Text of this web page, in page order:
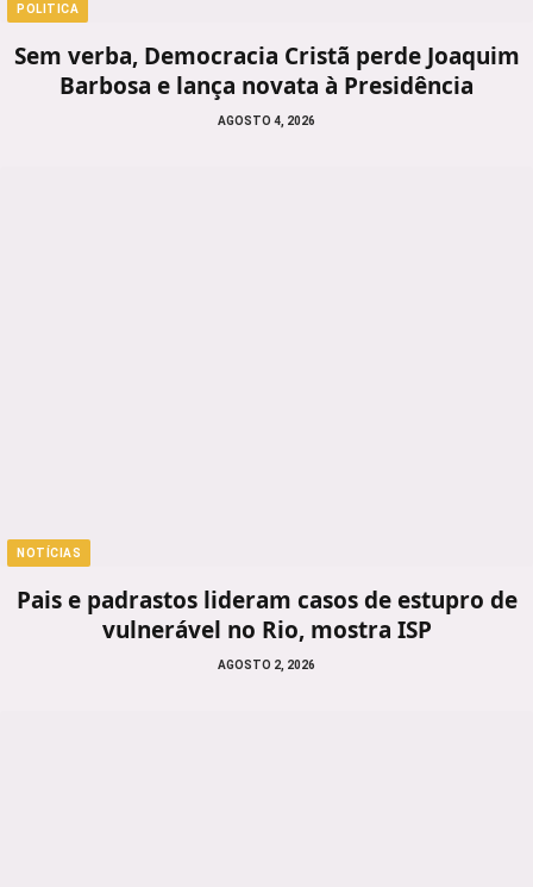
POLITICA
Sem verba, Democracia Cristã perde Joaquim
Barbosa e lança novata à Presidência
AGOSTO 4, 2026
NOTÍCIAS
Pais e padrastos lideram casos de estupro de
vulnerável no Rio, mostra ISP
AGOSTO 2, 2026